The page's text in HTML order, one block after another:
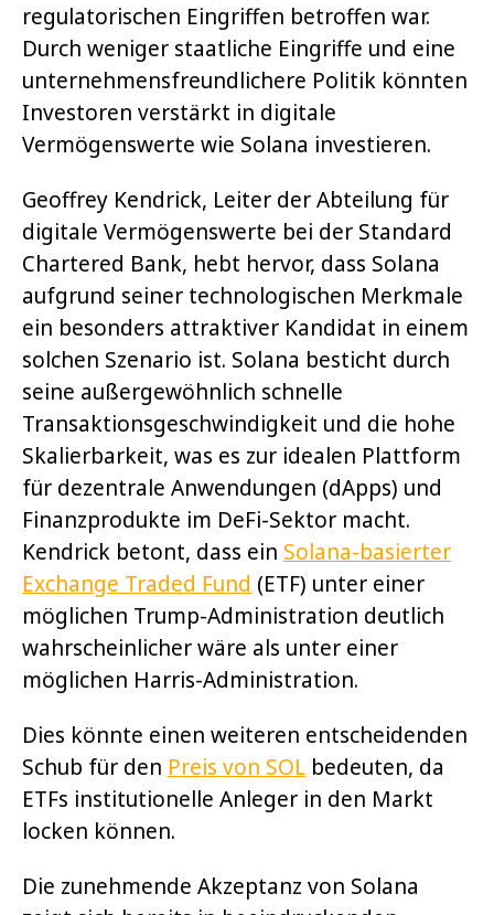
regulatorischen Eingriffen betroffen war.
Durch weniger staatliche Eingriffe und eine
unternehmensfreundlichere Politik könnten
Investoren verstärkt in digitale
Vermögenswerte wie Solana investieren.
Geoffrey Kendrick, Leiter der Abteilung für
digitale Vermögenswerte bei der Standard
Chartered Bank, hebt hervor, dass Solana
aufgrund seiner technologischen Merkmale
ein besonders attraktiver Kandidat in einem
solchen Szenario ist. Solana besticht durch
seine außergewöhnlich schnelle
Transaktionsgeschwindigkeit und die hohe
Skalierbarkeit, was es zur idealen Plattform
für dezentrale Anwendungen (dApps) und
Finanzprodukte im DeFi-Sektor macht.
Kendrick betont, dass ein Solana-basierter
Exchange Traded Fund (ETF) unter einer
möglichen Trump-Administration deutlich
wahrscheinlicher wäre als unter einer
möglichen Harris-Administration.
Dies könnte einen weiteren entscheidenden
Schub für den Preis von SOL bedeuten, da
ETFs institutionelle Anleger in den Markt
locken können.
Die zunehmende Akzeptanz von Solana